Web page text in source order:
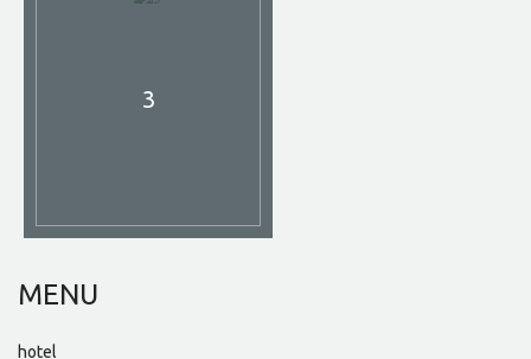
3
MENU
hotel